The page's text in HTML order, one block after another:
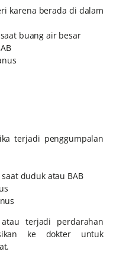
karena berada di dalam
buang air besar
terjadi penggumpalan
duduk atau BAB
terjadi perdarahan
ke dokter untuk